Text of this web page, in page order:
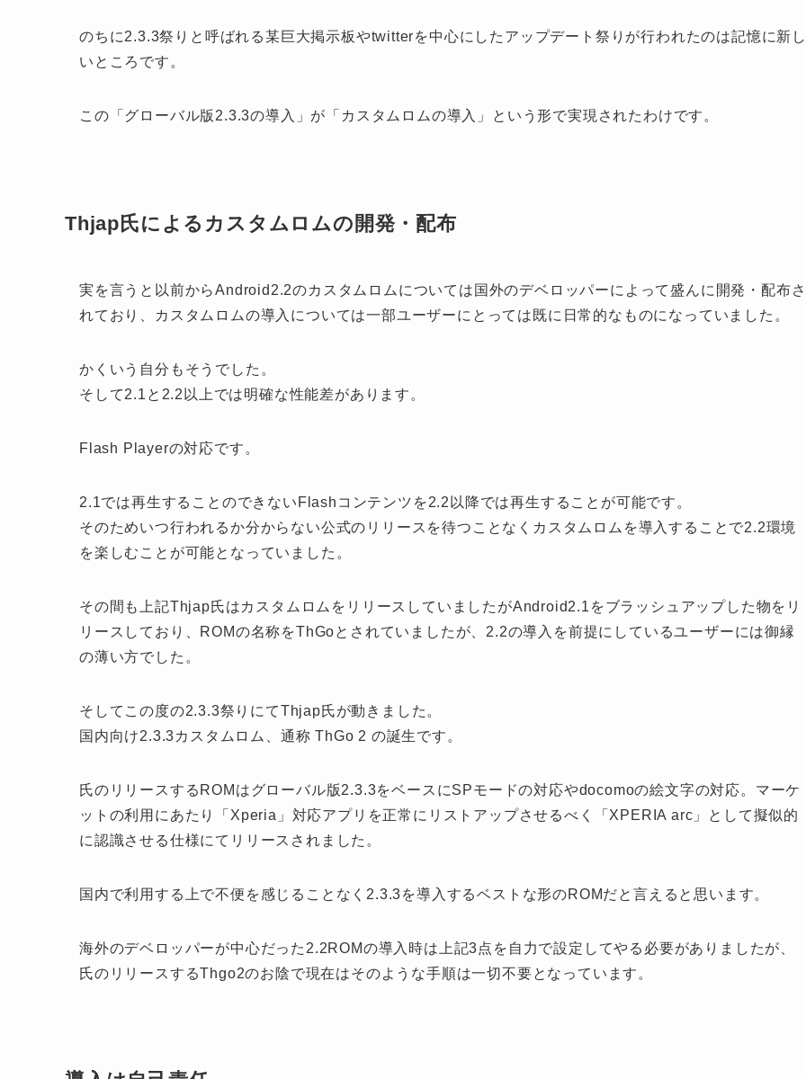
のちに2.3.3祭りと呼ばれる某巨大掲示板やtwitterを中心にしたアップデート祭りが行われたのは記憶に新し
いところです。
この「グローバル版2.3.3の導入」が「カスタムロムの導入」という形で実現されたわけです。
Thjap氏によるカスタムロムの開発・配布
実を言うと以前からAndroid2.2のカスタムロムについては国外のデベロッパーによって盛んに開発・配布さ
れており、カスタムロムの導入については一部ユーザーにとっては既に日常的なものになっていました。
かくいう自分もそうでした。
そして2.1と2.2以上では明確な性能差があります。
Flash Playerの対応です。
2.1では再生することのできないFlashコンテンツを2.2以降では再生することが可能です。
そのためいつ行われるか分からない公式のリリースを待つことなくカスタムロムを導入することで2.2環境
を楽しむことが可能となっていました。
その間も上記Thjap氏はカスタムロムをリリースしていましたがAndroid2.1をブラッシュアップした物をリ
リースしており、ROMの名称をThGoとされていましたが、2.2の導入を前提にしているユーザーには御縁
の薄い方でした。
そしてこの度の2.3.3祭りにてThjap氏が動きました。
国内向け2.3.3カスタムロム、通称 ThGo 2 の誕生です。
氏のリリースするROMはグローバル版2.3.3をベースにSPモードの対応やdocomoの絵文字の対応。マーケ
ットの利用にあたり「Xperia」対応アプリを正常にリストアップさせるべく「XPERIA arc」として擬似的
に認識させる仕様にてリリースされました。
国内で利用する上で不便を感じることなく2.3.3を導入するベストな形のROMだと言えると思います。
海外のデベロッパーが中心だった2.2ROMの導入時は上記3点を自力で設定してやる必要がありましたが、
氏のリリースするThgo2のお陰で現在はそのような手順は一切不要となっています。